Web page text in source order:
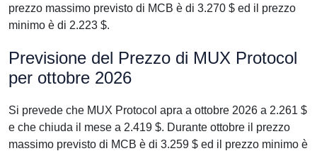
prezzo massimo previsto di MCB è di 3.270 $ ed il prezzo
minimo è di 2.223 $.
Previsione del Prezzo di MUX Protocol
per ottobre 2026
Si prevede che MUX Protocol apra a ottobre 2026 a 2.261 $
e che chiuda il mese a 2.419 $. Durante ottobre il prezzo
massimo previsto di MCB è di 3.259 $ ed il prezzo minimo è